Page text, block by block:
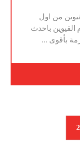
من اول
باحدث
بأقوى ...
2